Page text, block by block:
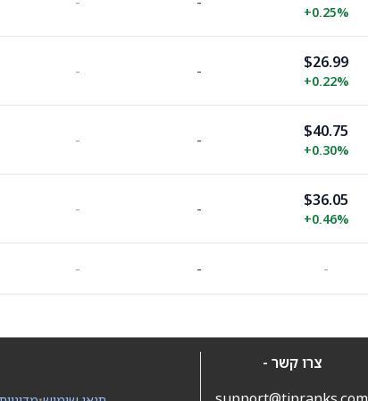
+0.25%
$26.99
+0.22%
-
-
$40.75
+0.30%
-
-
$36.05
+0.46%
-
-
-
-
-
צרו קשר -